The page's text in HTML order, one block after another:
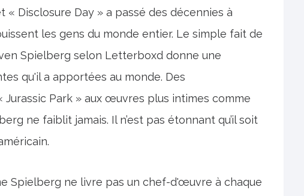
Disclosure Day » a passé des décennies à
les gens du monde entier. Le simple fait de
Spielberg selon Letterboxd donne une
qu'il a apportées au monde. Des
Park » aux œuvres plus intimes comme
ne faiblit jamais. Il n’est pas étonnant qu’il soit
Spielberg ne livre pas un chef-d'œuvre à chaque